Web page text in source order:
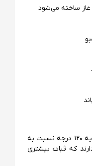
غاز ساخته می‌شود
اکثر تیرها دارای ۳ پر هستند که با زاویه ۱۲۰ درجه نسبت به
برخی تیرها ۴ پر دارند که ثبات بیشتری